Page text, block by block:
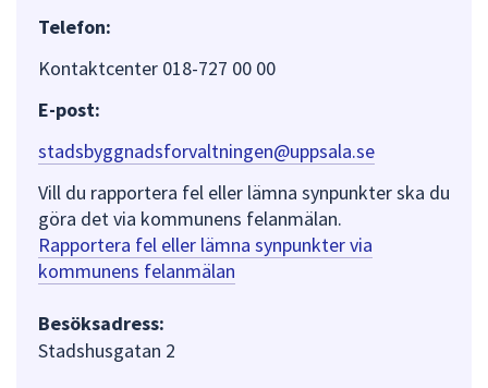
Telefon:
Kontaktcenter 018-727 00 00
E-post:
stadsbyggnadsforvaltningen@uppsala.se
Vill du rapportera fel eller lämna synpunkter ska du
göra det via kommunens felanmälan.
Rapportera fel eller lämna synpunkter via
kommunens felanmälan
Besöksadress:
Stadshusgatan 2